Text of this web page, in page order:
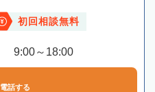
初回相談無料
9:00～18:00
電話する